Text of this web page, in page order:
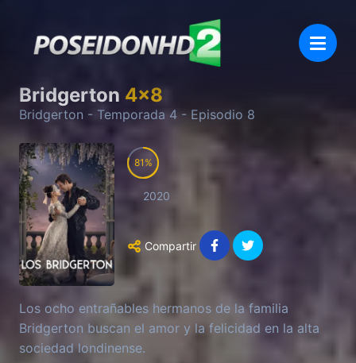
Bridgerton 4x8
Bridgerton - Temporada 4 - Episodio 8
81
2020
Compartir
Los ocho entrañables hermanos de la familia
Bridgerton buscan el amor y la felicidad en la alta
sociedad londinense.